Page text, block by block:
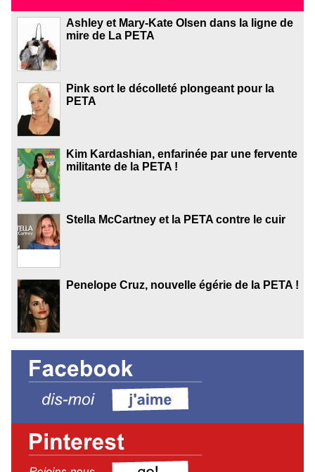
Ashley et Mary-Kate Olsen dans la ligne de
mire de La PETA
Pink sort le décolleté plongeant pour la
PETA
Kim Kardashian, enfarinée par une fervente
militante de la PETA !
Stella McCartney et la PETA contre le cuir
Penelope Cruz, nouvelle égérie de la PETA !